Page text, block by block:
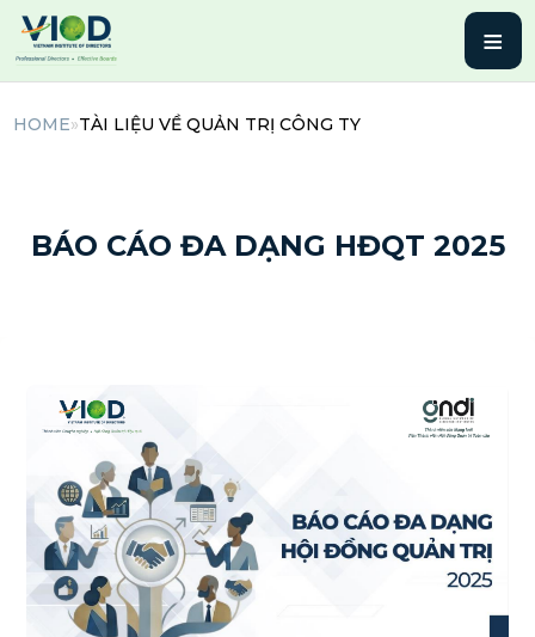
≡
HOME»TÀI LIỆU VỀ QUẢN TRỊ CÔNG TY
BÁO CÁO ĐA DẠNG HĐQT 2025